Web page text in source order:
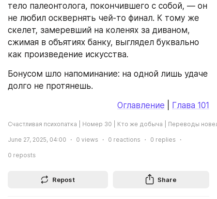
тело палеонтолога, покончившего с собой, — он
не любил осквернять чей-то финал. К тому же
скелет, замеревший на коленях за диваном,
сжимая в объятиях банку, выглядел буквально
как произведение искусства.
Бонусом шло напоминание: на одной лишь удаче
долго не протянешь.
Оглавление
Глава 101
Счастливая психопатка | Номер 30 | Кто же добыча | Переводы
June 27, 2025, 04:00 0 views 0 reactions 0 replies
0 reposts
Repost Share